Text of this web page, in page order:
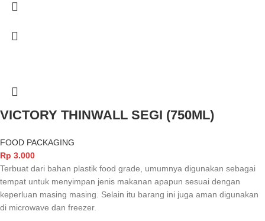
VICTORY THINWALL SEGI (750ML)
FOOD PACKAGING
Rp 3.000
Terbuat dari bahan plastik food grade, umumnya digunakan sebagai
tempat untuk menyimpan jenis makanan apapun sesuai dengan
keperluan masing masing. Selain itu barang ini juga aman digunakan
di microwave dan freezer.